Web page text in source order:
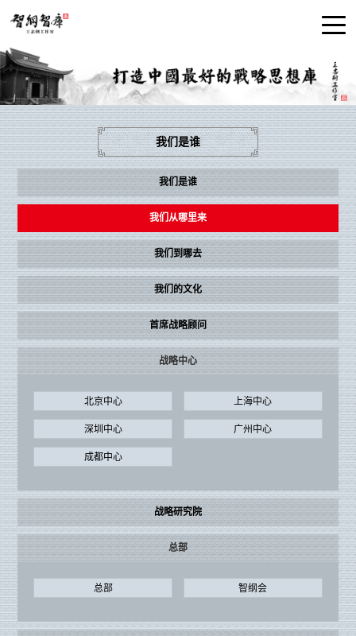
我们是谁
我们是谁
我们从哪里来
我们到哪去
我们的文化
首席战略顾问
战略中心
北京中心 上海中心
深圳中心 广州中心
成都中心
战略研究院
总部
总部 智纲会